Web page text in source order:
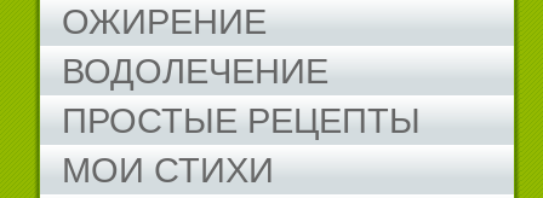
ОЖИРЕНИЕ
ВОДОЛЕЧЕНИЕ
ПРОСТЫЕ РЕЦЕПТЫ
МОИ СТИХИ